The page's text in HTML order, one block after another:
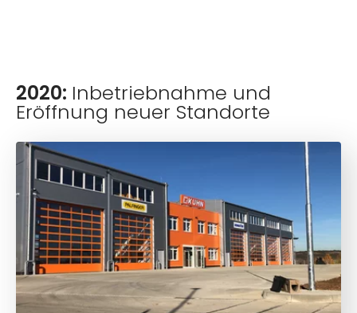
2020: Inbetriebnahme und
Eröffnung neuer Standorte